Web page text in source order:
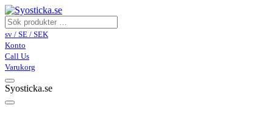
sv / SE / SEK
Konto
Call Us
Varukorg
Syosticka.se